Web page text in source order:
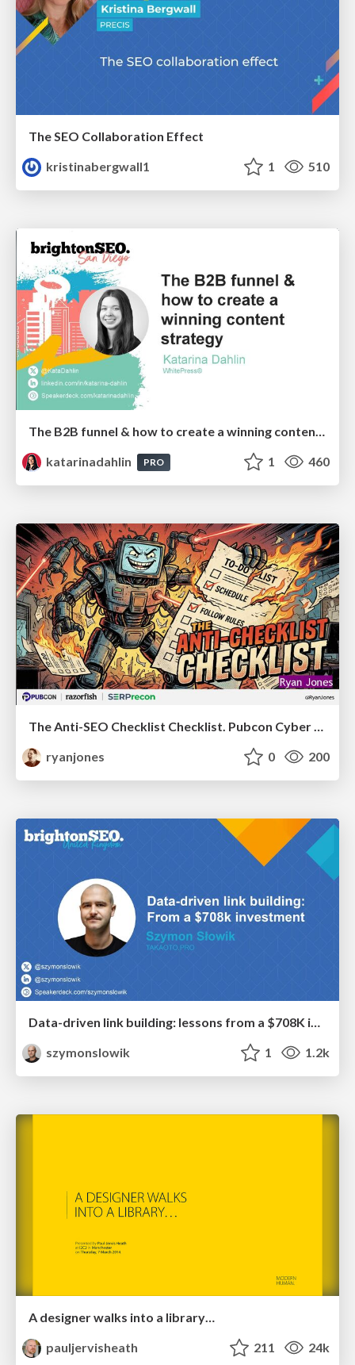
The SEO Collaboration Effect
kristinabergwall1
1 510
The B2B funnel & how to create a winning content strategy
katarinadahlin
PRO 1 460
The Anti-SEO Checklist Checklist. Pubcon Cyber Week
ryanjones
0 200
Data-driven link building: lessons from a $708K investment (BrightonSEO talk)
szymonslowik
1 1.2k
A designer walks into a library…
pauljervisheath
211 24k